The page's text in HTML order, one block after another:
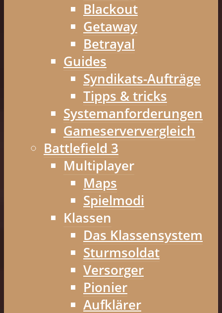
Blackout
Getaway
Betrayal
Guides
Syndikats-Aufträge
Tipps & tricks
Systemanforderungen
Gameserververgleich
Battlefield 3
Multiplayer
Maps
Spielmodi
Klassen
Das Klassensystem
Sturmsoldat
Versorger
Pionier
Aufklärer